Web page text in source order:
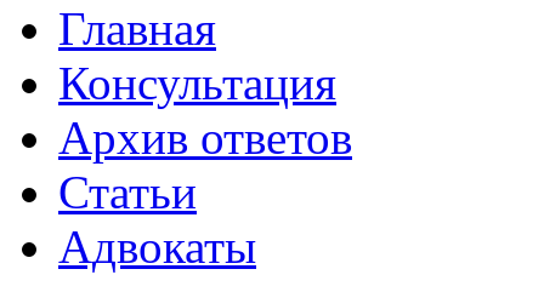
Главная
Консультация
Архив ответов
Статьи
Адвокаты